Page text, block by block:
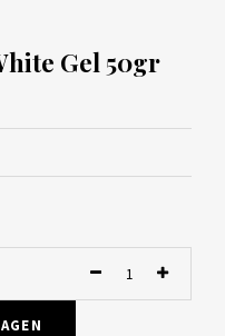
Gel 50gr